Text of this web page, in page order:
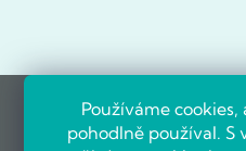
Používáme
pohodlně používal. S